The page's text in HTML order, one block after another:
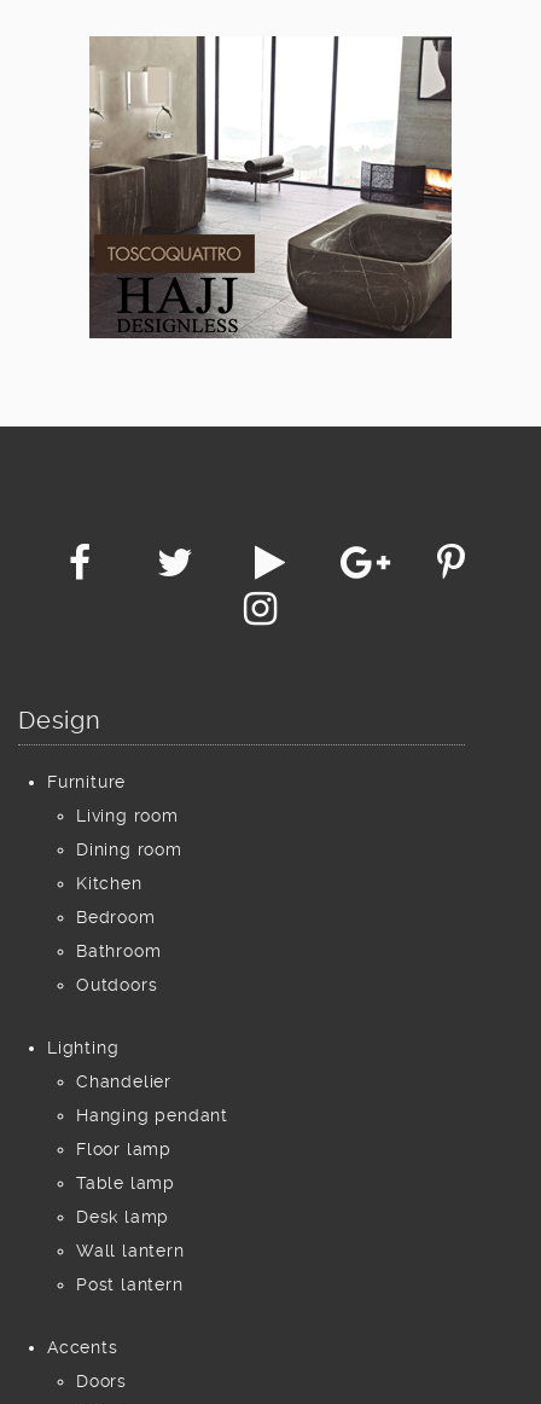
Design
Furniture
Living room
Dining room
Kitchen
Bedroom
Bathroom
Outdoors
Lighting
Chandelier
Hanging pendant
Floor lamp
Table lamp
Desk lamp
Wall lantern
Post lantern
Accents
Doors